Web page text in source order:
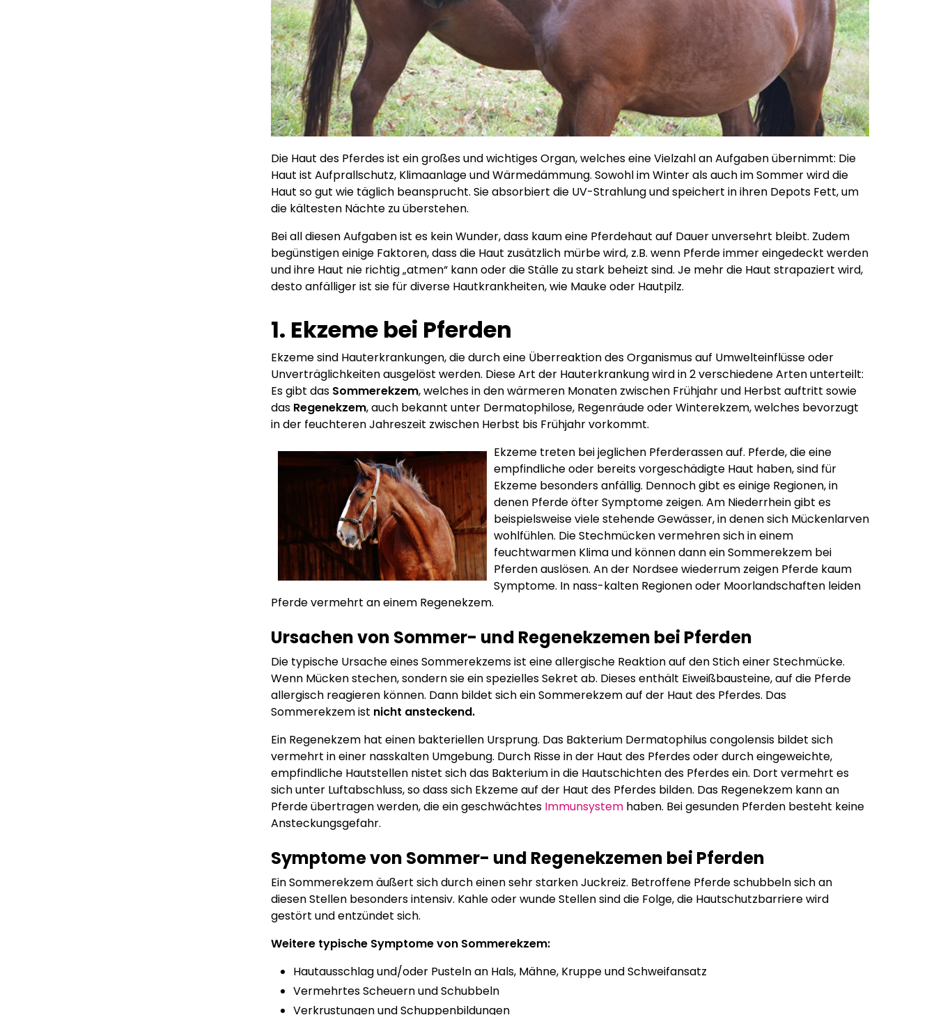
Die Haut des Pferdes ist ein großes und wichtiges Organ, welches eine Vielzahl an Aufgaben übernimmt: Die
Haut ist Aufprallschutz, Klimaanlage und Wärmedämmung. Sowohl im Winter als auch im Sommer wird die
Haut so gut wie täglich beansprucht. Sie absorbiert die UV-Strahlung und speichert in ihren Depots Fett, um
die kältesten Nächte zu überstehen.
Bei all diesen Aufgaben ist es kein Wunder, dass kaum eine Pferdehaut auf Dauer unversehrt bleibt. Zudem
begünstigen einige Faktoren, dass die Haut zusätzlich mürbe wird, z.B. wenn Pferde immer eingedeckt werden
und ihre Haut nie richtig „atmen“ kann oder die Ställe zu stark beheizt sind. Je mehr die Haut strapaziert wird,
desto anfälliger ist sie für diverse Hautkrankheiten, wie Mauke oder Hautpilz.
1. Ekzeme bei Pferden
Ekzeme sind Hauterkrankungen, die durch eine Überreaktion des Organismus auf Umwelteinflüsse oder
Unverträglichkeiten ausgelöst werden. Diese Art der Hauterkrankung wird in 2 verschiedene Arten unterteilt:
Es gibt das Sommerekzem, welches in den wärmeren Monaten zwischen Frühjahr und Herbst auftritt sowie
das Regenekzem, auch bekannt unter Dermatophilose, Regenräude oder Winterekzem, welches bevorzugt
in der feuchteren Jahreszeit zwischen Herbst bis Frühjahr vorkommt.
Ekzeme treten bei jeglichen Pferderassen auf. Pferde, die eine
empfindliche oder bereits vorgeschädigte Haut haben, sind für
Ekzeme besonders anfällig. Dennoch gibt es einige Regionen, in
denen Pferde öfter Symptome zeigen. Am Niederrhein gibt es
beispielsweise viele stehende Gewässer, in denen sich Mückenlarven
wohlfühlen. Die Stechmücken vermehren sich in einem
feuchtwarmen Klima und können dann ein Sommerekzem bei
Pferden auslösen. An der Nordsee wiederrum zeigen Pferde kaum
Symptome. In nass-kalten Regionen oder Moorlandschaften leiden
Pferde vermehrt an einem Regenekzem.
Ursachen von Sommer- und Regenekzemen bei Pferden
Die typische Ursache eines Sommerekzems ist eine allergische Reaktion auf den Stich einer Stechmücke.
Wenn Mücken stechen, sondern sie ein spezielles Sekret ab. Dieses enthält Eiweißbausteine, auf die Pferde
allergisch reagieren können. Dann bildet sich ein Sommerekzem auf der Haut des Pferdes. Das
Sommerekzem ist nicht ansteckend.
Ein Regenekzem hat einen bakteriellen Ursprung. Das Bakterium Dermatophilus congolensis bildet sich
vermehrt in einer nasskalten Umgebung. Durch Risse in der Haut des Pferdes oder durch eingeweichte,
empfindliche Hautstellen nistet sich das Bakterium in die Hautschichten des Pferdes ein. Dort vermehrt es
sich unter Luftabschluss, so dass sich Ekzeme auf der Haut des Pferdes bilden. Das Regenekzem kann an
Pferde übertragen werden, die ein geschwächtes Immunsystem haben. Bei gesunden Pferden besteht keine
Ansteckungsgefahr.
Symptome von Sommer- und Regenekzemen bei Pferden
Ein Sommerekzem äußert sich durch einen sehr starken Juckreiz. Betroffene Pferde schubbeln sich an
diesen Stellen besonders intensiv. Kahle oder wunde Stellen sind die Folge, die Hautschutzbarriere wird
gestört und entzündet sich.
Weitere typische Symptome von Sommerekzem:
Hautausschlag und/oder Pusteln an Hals, Mähne, Kruppe und Schweifansatz
Vermehrtes Scheuern und Schubbeln
Verkrustungen und Schuppenbildungen